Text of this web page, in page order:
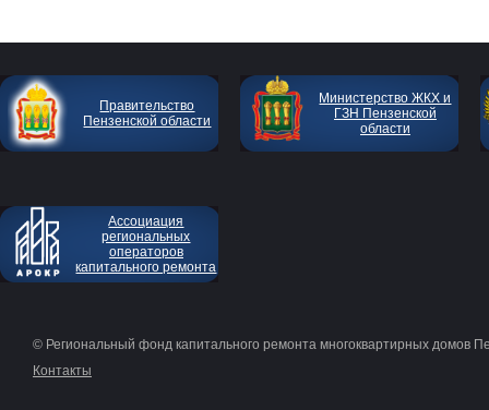
Правительство
Пензенской области
Министерство ЖКХ и
ГЗН Пензенской
области
Ассоциация
региональных
операторов
капитального ремонта
© Региональный фонд капитального ремонта многоквартирных домов
Контакты